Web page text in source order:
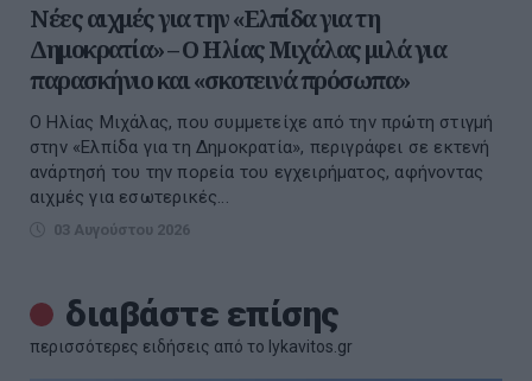
Νέες αιχμές για την «Ελπίδα για τη
Δημοκρατία» – Ο Ηλίας Μιχάλας μιλά για
παρασκήνιο και «σκοτεινά πρόσωπα»
Ο Ηλίας Μιχάλας, που συμμετείχε από την πρώτη στιγμή
στην «Ελπίδα για τη Δημοκρατία», περιγράφει σε εκτενή
ανάρτησή του την πορεία του εγχειρήματος, αφήνοντας
αιχμές για εσωτερικές...
03 Αυγούστου 2026
διαβάστε επίσης
περισσότερες ειδήσεις από το lykavitos.gr